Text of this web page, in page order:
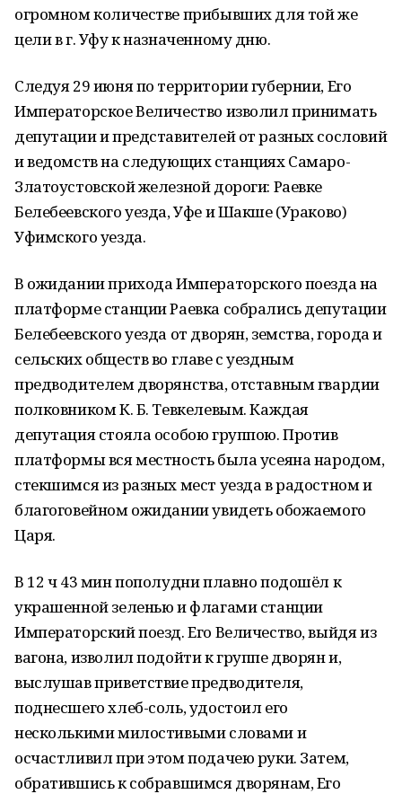
огромном количестве прибывших для той же
цели в г. Уфу к назначенному дню.
Следуя 29 июня по территории губернии, Его
Императорское Величество изволил принимать
депутации и представителей от разных сословий
и ведомств на следующих станциях Самаро-
Златоустовской железной дороги: Раевке
Белебеевского уезда, Уфе и Шакше (Ураково)
Уфимского уезда.
В ожидании прихода Императорского поезда на
платформе станции Раевка собрались депутации
Белебеевского уезда от дворян, земства, города и
сельских обществ во главе с уездным
предводителем дворянства, отставным гвардии
полковником К. Б. Тевкелевым. Каждая
депутация стояла особою группою. Против
платформы вся местность была усеяна народом,
стекшимся из разных мест уезда в радостном и
благоговейном ожидании увидеть обожаемого
Царя.
В 12 ч 43 мин пополудни плавно подошёл к
украшенной зеленью и флагами станции
Императорский поезд. Его Величество, выйдя из
вагона, изволил подойти к группе дворян и,
выслушав приветствие предводителя,
поднесшего хлеб-соль, удостоил его
несколькими милостивыми словами и
осчастливил при этом подачею руки. Затем,
обратившись к собравшимся дворянам, Его